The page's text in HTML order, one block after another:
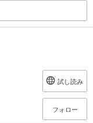
試し読み
フォロー